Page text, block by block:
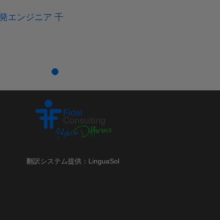
Exactly What To Say:
エンジニア 千
翻訳システム提供：LinguaSol